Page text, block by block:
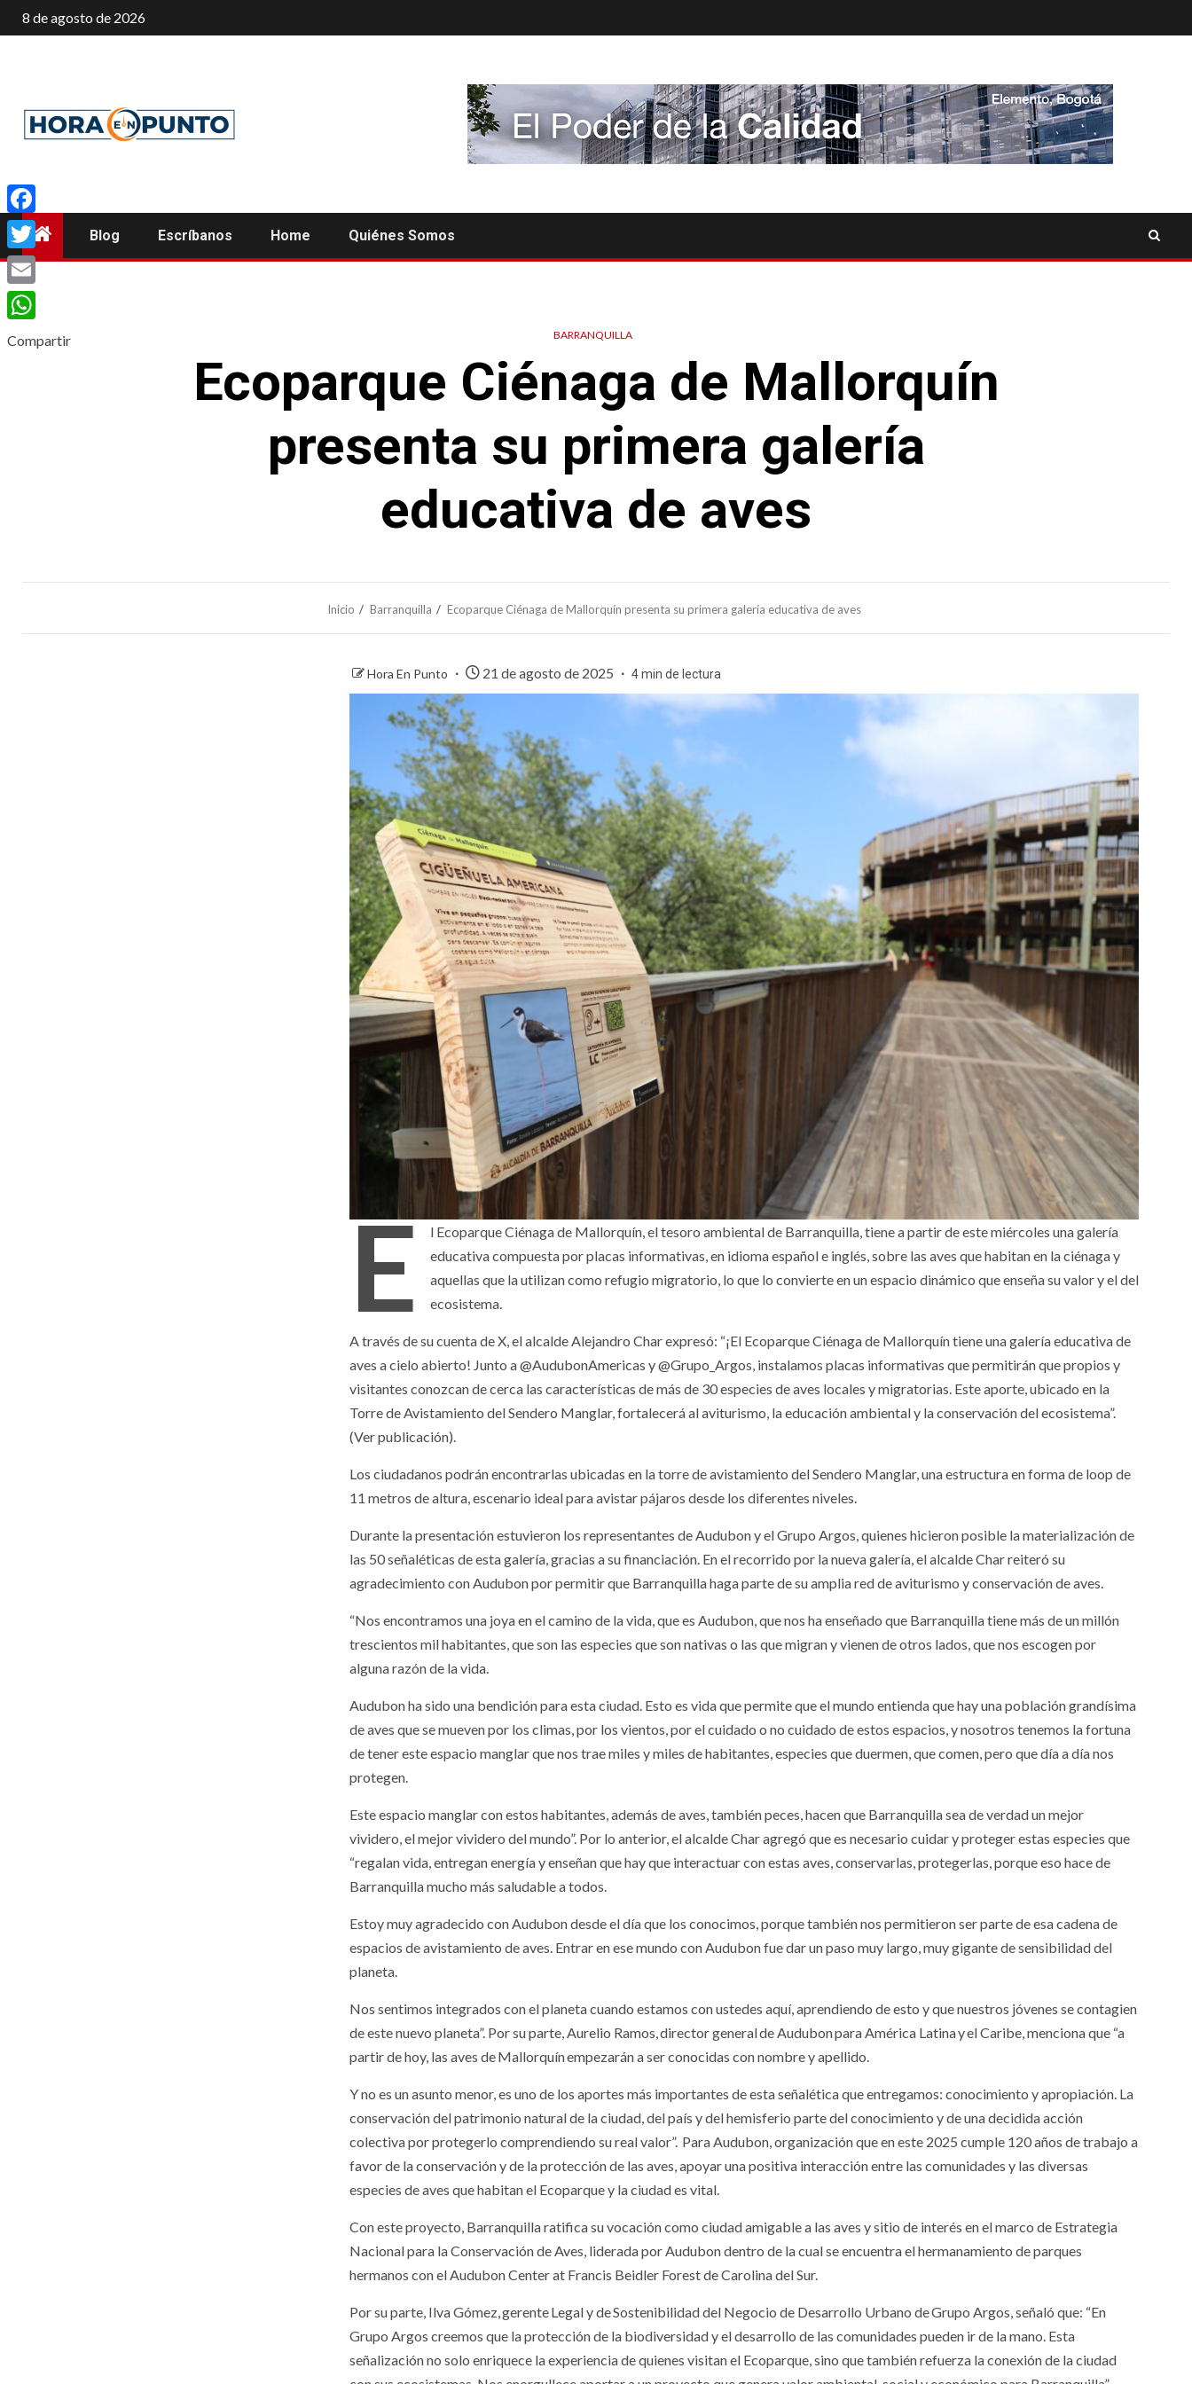
Saltar
al
8 de agosto de 2026
Blog Escríbanos Home Quiénes Somos
BARRANQUILLA
Ecoparque Ciénaga de Mallorquín
presenta su primera galería
educativa de aves
Inicio Barranquilla Ecoparque Ciénaga de Mallorquín presenta su primera galería educativa de aves
Hora En Punto 21 de agosto de 2025 4 min de lectura
E
l Ecoparque Ciénaga de Mallorquín, el tesoro ambiental de Barranquilla, tiene a partir de este miércoles una galería
educativa compuesta por placas informativas, en idioma español e inglés, sobre las aves que habitan en la ciénaga y
aquellas que la utilizan como refugio migratorio, lo que lo convierte en un espacio dinámico que enseña su valor y el del
ecosistema.
A través de su cuenta de X, el alcalde Alejandro Char expresó: “¡El Ecoparque Ciénaga de Mallorquín tiene una galería educativa de
aves a cielo abierto! Junto a @AudubonAmericas y @Grupo_Argos, instalamos placas informativas que permitirán que propios y
visitantes conozcan de cerca las características de más de 30 especies de aves locales y migratorias. Este aporte, ubicado en la
Torre de Avistamiento del Sendero Manglar, fortalecerá al aviturismo, la educación ambiental y la conservación del ecosistema”.
(Ver publicación).
Los ciudadanos podrán encontrarlas ubicadas en la torre de avistamiento del Sendero Manglar, una estructura en forma de loop de
11 metros de altura, escenario ideal para avistar pájaros desde los diferentes niveles.
Durante la presentación estuvieron los representantes de Audubon y el Grupo Argos, quienes hicieron posible la materialización de
las 50 señaléticas de esta galería, gracias a su financiación. En el recorrido por la nueva galería, el alcalde Char reiteró su
agradecimiento con Audubon por permitir que Barranquilla haga parte de su amplia red de aviturismo y conservación de aves.
“Nos encontramos una joya en el camino de la vida, que es Audubon, que nos ha enseñado que Barranquilla tiene más de un millón
trescientos mil habitantes, que son las especies que son nativas o las que migran y vienen de otros lados, que nos escogen por
alguna razón de la vida.
Audubon ha sido una bendición para esta ciudad. Esto es vida que permite que el mundo entienda que hay una población grandísima
de aves que se mueven por los climas, por los vientos, por el cuidado o no cuidado de estos espacios, y nosotros tenemos la fortuna
de tener este espacio manglar que nos trae miles y miles de habitantes, especies que duermen, que comen, pero que día a día nos
protegen.
Este espacio manglar con estos habitantes, además de aves, también peces, hacen que Barranquilla sea de verdad un mejor
vividero, el mejor vividero del mundo”. Por lo anterior, el alcalde Char agregó que es necesario cuidar y proteger estas especies que
“regalan vida, entregan energía y enseñan que hay que interactuar con estas aves, conservarlas, protegerlas, porque eso hace de
Barranquilla mucho más saludable a todos.
Estoy muy agradecido con Audubon desde el día que los conocimos, porque también nos permitieron ser parte de esa cadena de
espacios de avistamiento de aves. Entrar en ese mundo con Audubon fue dar un paso muy largo, muy gigante de sensibilidad del
planeta.
Nos sentimos integrados con el planeta cuando estamos con ustedes aquí, aprendiendo de esto y que nuestros jóvenes se contagien
de este nuevo planeta”. Por su parte, Aurelio Ramos, director general de Audubon para América Latina y el Caribe, menciona que “a
partir de hoy, las aves de Mallorquín empezarán a ser conocidas con nombre y apellido.
Y no es un asunto menor, es uno de los aportes más importantes de esta señalética que entregamos: conocimiento y apropiación. La
conservación del patrimonio natural de la ciudad, del país y del hemisferio parte del conocimiento y de una decidida acción
colectiva por protegerlo comprendiendo su real valor”. Para Audubon, organización que en este 2025 cumple 120 años de trabajo a
favor de la conservación y de la protección de las aves, apoyar una positiva interacción entre las comunidades y las diversas
especies de aves que habitan el Ecoparque y la ciudad es vital.
Con este proyecto, Barranquilla ratifica su vocación como ciudad amigable a las aves y sitio de interés en el marco de Estrategia
Nacional para la Conservación de Aves, liderada por Audubon dentro de la cual se encuentra el hermanamiento de parques
hermanos con el Audubon Center at Francis Beidler Forest de Carolina del Sur.
Por su parte, Ilva Gómez, gerente Legal y de Sostenibilidad del Negocio de Desarrollo Urbano de Grupo Argos, señaló que: “En
Grupo Argos creemos que la protección de la biodiversidad y el desarrollo de las comunidades pueden ir de la mano. Esta
señalización no solo enriquece la experiencia de quienes visitan el Ecoparque, sino que también refuerza la conexión de la ciudad
Facebook
Twitter
Email
WhatsApp
Compartir